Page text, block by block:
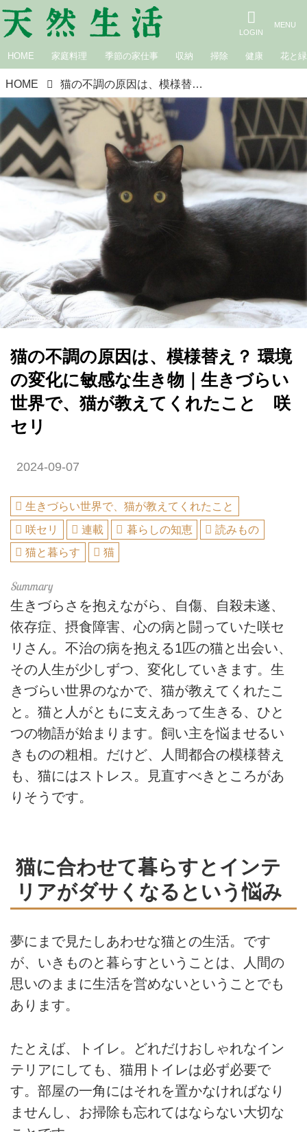
HOME 家庭料理 季節の家仕事 収納 掃除 健康 花と緑
HOME 猫の不調の原因は、模様替え？ 環境の変化に敏感な生き物｜生きづらい世界で、猫が教えてくれたこと 咲セリ
猫の不調の原因は、模様替え？ 環境
の変化に敏感な生き物｜生きづらい
世界で、猫が教えてくれたこと 咲
セリ
2024-09-07
生きづらい世界で、猫が教えてくれたこと
咲セリ
連載 暮らしの知恵
読みもの
猫と暮らす
猫
生きづらさを抱えながら、自傷、自殺未遂、
依存症、摂食障害、心の病と闘っていた咲セ
リさん。不治の病を抱える1匹の猫と出会い、
その人生が少しずつ、変化していきます。生
きづらい世界のなかで、猫が教えてくれたこ
と。猫と人がともに支えあって生きる、ひと
つの物語が始まります。飼い主を悩ませるい
きものの粗相。だけど、人間都合の模様替え
も、猫にはストレス。見直すべきところがあ
りそうです。
猫に合わせて暮らすとインテ
リアがダサくなるという悩み
夢にまで見たしあわせな猫との生活。です
が、いきものと暮らすということは、人間の
思いのままに生活を営めないということでも
あります。
たとえば、トイレ。どれだけおしゃれなイン
テリアにしても、猫用トイレは必ず必要で
す。部屋の一角にはそれを置かなければなり
ませんし、お掃除も忘れてはならない大切な